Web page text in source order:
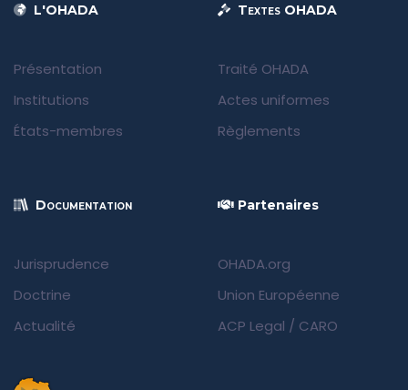
L'OHADA
Présentation
Institutions
États-membres
Textes OHADA
Traité OHADA
Actes uniformes
Règlements
Documentation
Jurisprudence
Doctrine
Actualité
Partenaires
OHADA.org
Union Européenne
ACP Legal / CARO